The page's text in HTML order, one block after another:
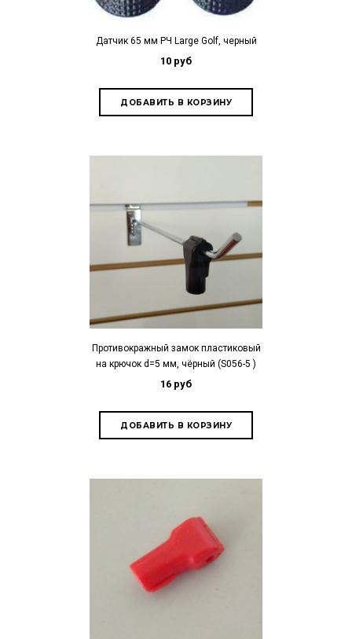
Датчик 65 мм РЧ Large Golf, черный
10 руб
Противокражный замок пластиковый
на крючок d=5 мм, чёрный (S056-5 )
16 руб